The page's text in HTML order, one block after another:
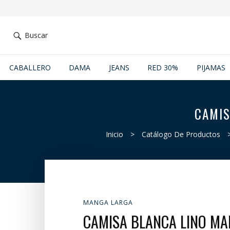
Buscar
CABALLERO DAMA JEANS RED 30% PIJAMAS
Inicio > Catálogo De Productos
MANGA LARGA
CAMISA BLANCA LINO